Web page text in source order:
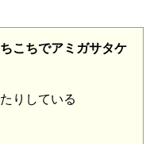
こちでアミガサタケ
りしている